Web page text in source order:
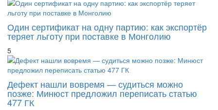
Один сертификат на одну партию: как экспортёр
теряет льготу при поставке в Монголию
5
Дефект нашли вовремя — судиться можно
позже: Минюст предложил переписать статью
477 ГК